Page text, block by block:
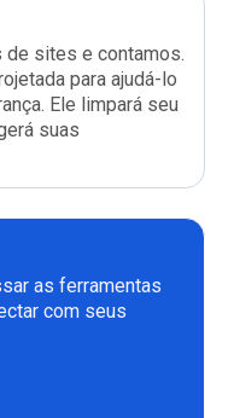
sites e contamos.
para ajudá-lo
Ele limpará seu
suas
as ferramentas
com seus